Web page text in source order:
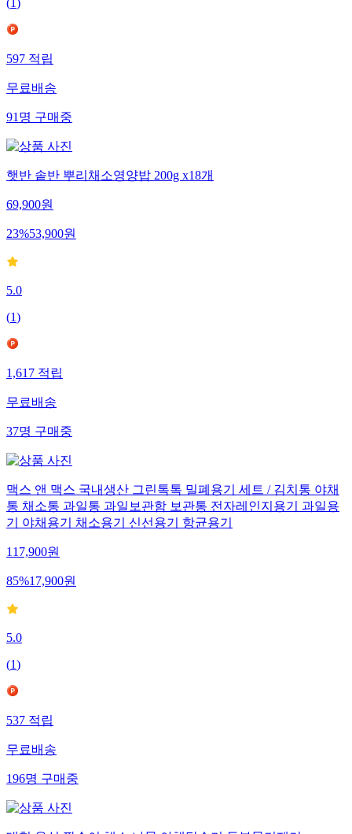
(1)
597적립
무료배송
91명구매중
햇반 솥반 뿌리채소영양밥 200g x18개
69,900원
23%53,900원
5.0
(1)
1,617적립
무료배송
37명구매중
맥스 앤 맥스 국내생산 그린톡톡 밀폐용기 세트 / 김치통 야채
통 채소통 과일통 과일보관함 보관통 전자레인지용기 과일용
기 야채용기 채소용기 신선용기 항균용기
117,900원
85%17,900원
5.0
(1)
537적립
무료배송
196명구매중